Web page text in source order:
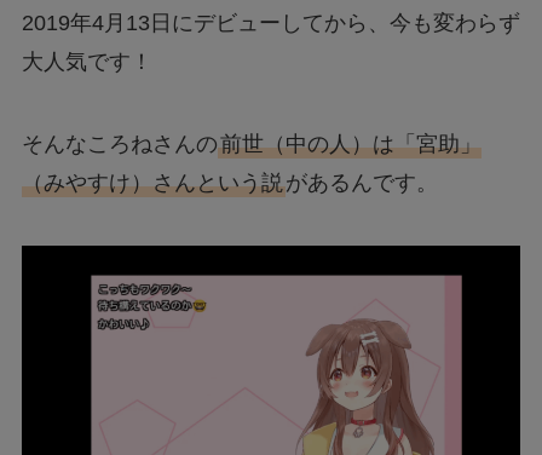
2019年4月13日にデビューしてから、今も変わらず
大人気です！
そんなころねさんの前世（中の人）は「宮助」
（みやすけ）さんという説があるんです。